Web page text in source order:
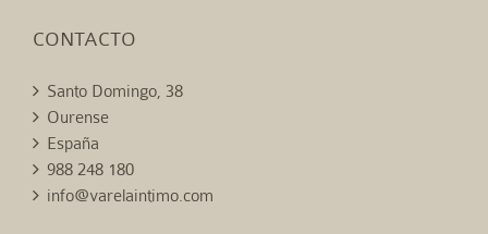
CONTACTO
Santo Domingo, 38
Ourense
España
988 248 180
info@varelaintimo.com